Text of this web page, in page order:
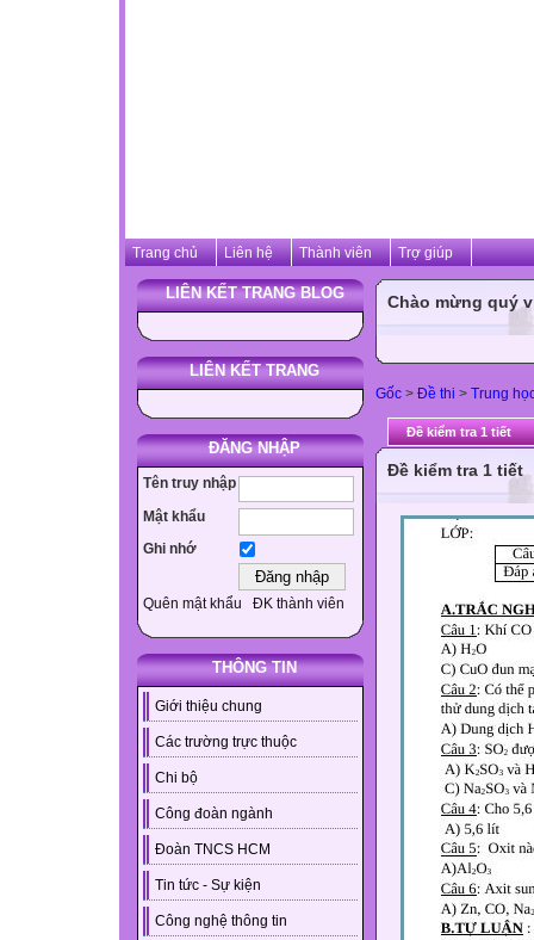
Trang chủ Liên hệ Thành viên Trợ giúp
LIÊN KẾT TRANG BLOG
LIÊN KẾT TRANG
ĐĂNG NHẬP
Tên truy nhập
Mật khẩu
Ghi nhớ
Quên mật khẩu ĐK thành viên
THÔNG TIN
Giới thiệu chung
Các trường trực thuộc
Chi bộ
Công đoàn ngành
Đoàn TNCS HCM
Tin tức - Sự kiện
Công nghệ thông tin
Chào mừng quý
Gốc > Đề thi > Trung
Đề kiểm tra 1 tiết
Đề kiểm tra 1 tiết